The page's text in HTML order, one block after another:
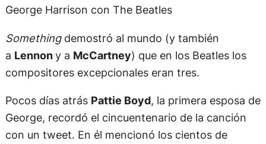
George Harrison con The Beatles
Somethingdemostró al mundo (y también
a Lennony a McCartney) que en los Beatles los
compositores excepcionales eran tres.
Pocos días atrás Pattie Boyd, la primera esposa de
George, recordó el cincuentenario de la canción
con un tweet. En él mencionó los cientos de